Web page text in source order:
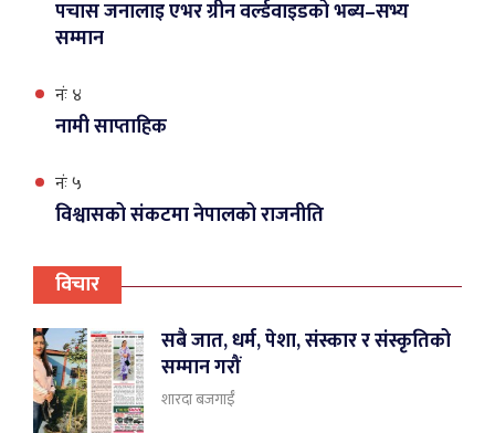
पचास जनालाइ एभर ग्रीन वर्ल्डवाइडको भब्य–सभ्य
सम्मान
नंः ४
नामी साप्ताहिक
नंः ५
विश्वासको संकटमा नेपालको राजनीति
विचार
सबै जात, धर्म, पेशा, संस्कार र संस्कृतिको
सम्मान गरौं
शारदा बजगाईँ